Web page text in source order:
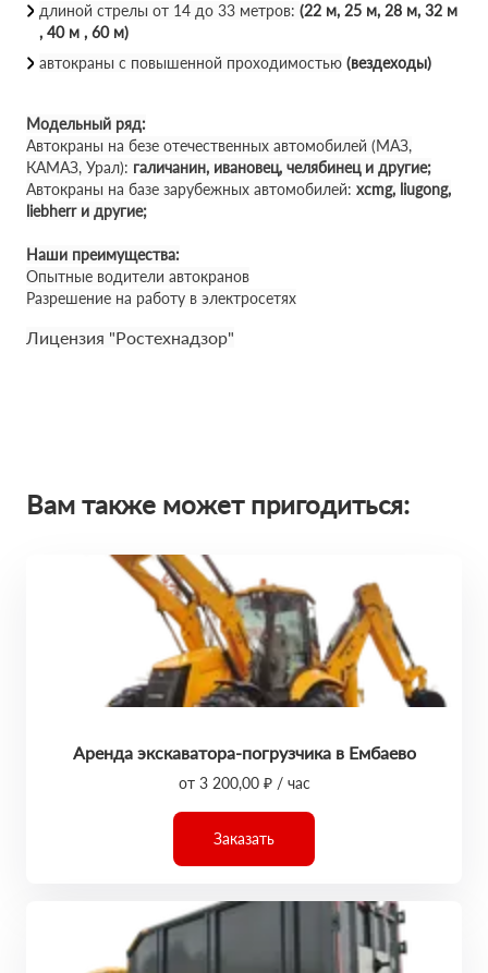
длиной стрелы от 14 до 33 метров: (22 м, 25 м, 28 м, 32 м
, 40 м , 60 м)
автокраны с повышенной проходимостью (вездеходы)
Модельный ряд:
Автокраны на безе отечественных автомобилей (МАЗ,
КАМАЗ, Урал): галичанин, ивановец, челябинец и другие;
Автокраны на базе зарубежных автомобилей: xcmg, liugong,
liebherr и другие;
Наши преимущества:
Опытные водители автокранов
Разрешение на работу в электросетях
Лицензия "Ростехнадзор"
Вам также может пригодиться:
Аренда экскаватора-погрузчика в Ембаево
от 3 200,00 ₽ / час
Заказать